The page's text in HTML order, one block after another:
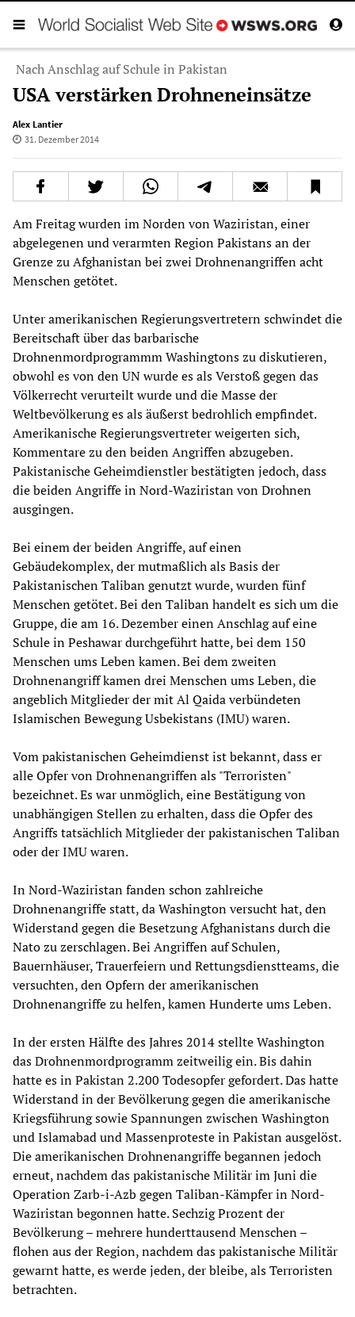
Nach Anschlag auf Schule in Pakistan
USA verstärken Drohneneinsätze
Alex Lantier
31. Dezember 2014
Am Freitag wurden im Norden von Waziristan, einer
abgelegenen und verarmten Region Pakistans an der
Grenze zu Afghanistan bei zwei Drohnenangriffen acht
Menschen getötet.
Unter amerikanischen Regierungsvertretern schwindet die
Bereitschaft über das barbarische
Drohnenmordprogrammm Washingtons zu diskutieren,
obwohl es von den UN wurde es als Verstoß gegen das
Völkerrecht verurteilt wurde und die Masse der
Weltbevölkerung es als äußerst bedrohlich empfindet.
Amerikanische Regierungsvertreter weigerten sich,
Kommentare zu den beiden Angriffen abzugeben.
Pakistanische Geheimdienstler bestätigten jedoch, dass
die beiden Angriffe in Nord-Waziristan von Drohnen
ausgingen.
Bei einem der beiden Angriffe, auf einen
Gebäudekomplex, der mutmaßlich als Basis der
Pakistanischen Taliban genutzt wurde, wurden fünf
Menschen getötet. Bei den Taliban handelt es sich um die
Gruppe, die am 16. Dezember einen Anschlag auf eine
Schule in Peshawar durchgeführt hatte, bei dem 150
Menschen ums Leben kamen. Bei dem zweiten
Drohnenangriff kamen drei Menschen ums Leben, die
angeblich Mitglieder der mit Al Qaida verbündeten
Islamischen Bewegung Usbekistans (IMU) waren.
Vom pakistanischen Geheimdienst ist bekannt, dass er
alle Opfer von Drohnenangriffen als "Terroristen"
bezeichnet. Es war unmöglich, eine Bestätigung von
unabhängigen Stellen zu erhalten, dass die Opfer des
Angriffs tatsächlich Mitglieder der pakistanischen Taliban
oder der IMU waren.
In Nord-Waziristan fanden schon zahlreiche
Drohnenangriffe statt, da Washington versucht hat, den
Widerstand gegen die Besetzung Afghanistans durch die
Nato zu zerschlagen. Bei Angriffen auf Schulen,
Bauernhäuser, Trauerfeiern und Rettungsdienstteams, die
versuchten, den Opfern der amerikanischen
Drohnenangriffe zu helfen, kamen Hunderte ums Leben.
In der ersten Hälfte des Jahres 2014 stellte Washington
das Drohnenmordprogramm zeitweilig ein. Bis dahin
hatte es in Pakistan 2.200 Todesopfer gefordert. Das hatte
Widerstand in der Bevölkerung gegen die amerikanische
Kriegsführung sowie Spannungen zwischen Washington
und Islamabad und Massenproteste in Pakistan ausgelöst.
Die amerikanischen Drohnenangriffe begannen jedoch
erneut, nachdem das pakistanische Militär im Juni die
Operation Zarb-i-Azb gegen Taliban-Kämpfer in Nord-
Waziristan begonnen hatte. Sechzig Prozent der
Bevölkerung – mehrere hunderttausend Menschen –
flohen aus der Region, nachdem das pakistanische Militär
gewarnt hatte, es werde jeden, der bleibe, als Terroristen
betrachten.